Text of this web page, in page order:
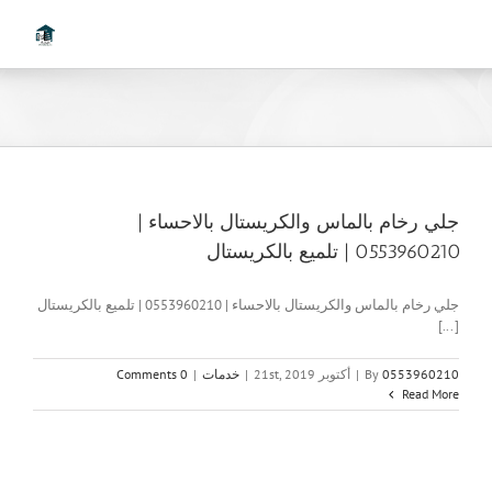
جلي رخام بالماس والكريستال بالاحساء |
0553960210 | تلميع بالكريستال
جلي رخام بالماس والكريستال بالاحساء | 0553960210 | تلميع بالكريستال
[...]
By 0553960210
| أكتوبر 21st, 2019 | خدمات |
0 Comments
Read More